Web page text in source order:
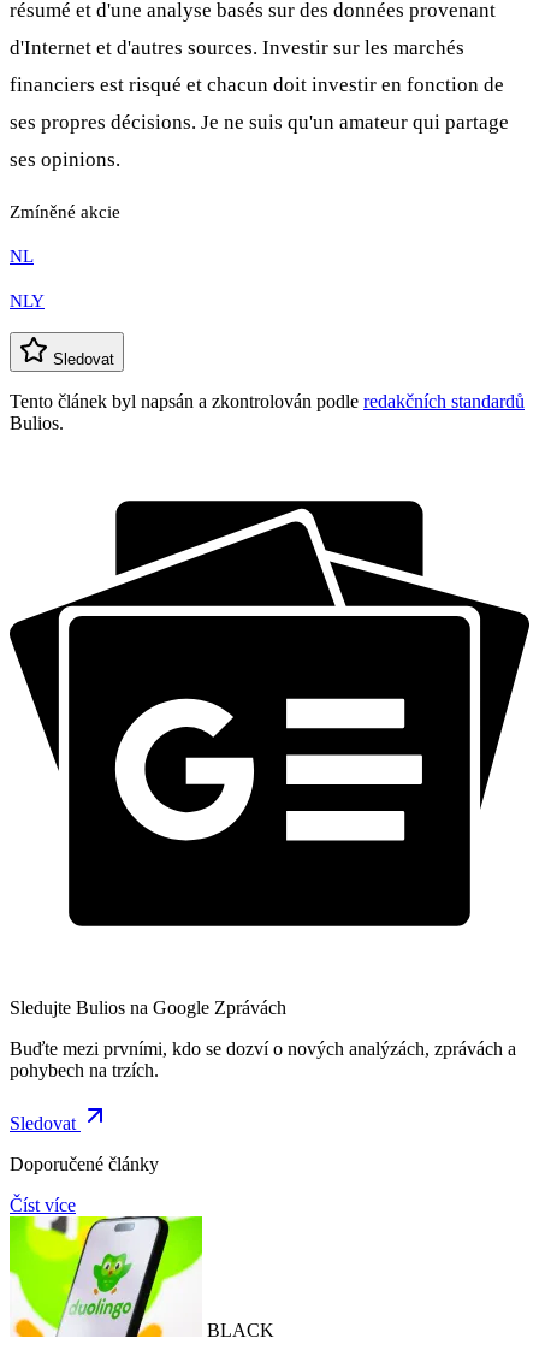
résumé et d'une analyse basés sur des données provenant
d'Internet et d'autres sources. Investir sur les marchés
financiers est risqué et chacun doit investir en fonction de
ses propres décisions. Je ne suis qu'un amateur qui partage
ses opinions.
Zmíněné akcie
NL
NLY
Sledovat
Tento článek byl napsán a zkontrolován podle redakčních standardů
Bulios.
Sledujte Bulios na Google Zprávách
Buďte mezi prvními, kdo se dozví o nových analýzách, zprávách a
pohybech na trzích.
Sledovat
Doporučené články
Číst více
BLACK